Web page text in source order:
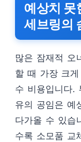
예상치 못
세브링의
많은 잠재적 오
할 때 가장 크
수 비용입니다.
유의 공임은 예
다가올 수 있습
수록 소모품 교